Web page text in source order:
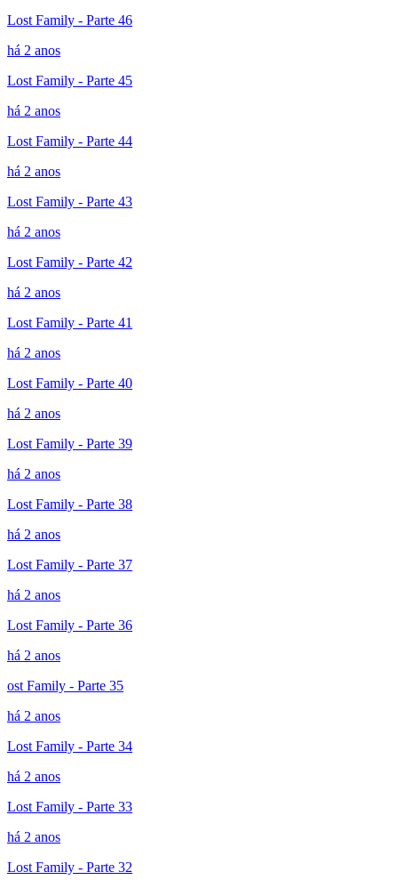
Lost Family - Parte 46
há 2 anos
Lost Family - Parte 45
há 2 anos
Lost Family - Parte 44
há 2 anos
Lost Family - Parte 43
há 2 anos
Lost Family - Parte 42
há 2 anos
Lost Family - Parte 41
há 2 anos
Lost Family - Parte 40
há 2 anos
Lost Family - Parte 39
há 2 anos
Lost Family - Parte 38
há 2 anos
Lost Family - Parte 37
há 2 anos
Lost Family - Parte 36
há 2 anos
ost Family - Parte 35
há 2 anos
Lost Family - Parte 34
há 2 anos
Lost Family - Parte 33
há 2 anos
Lost Family - Parte 32